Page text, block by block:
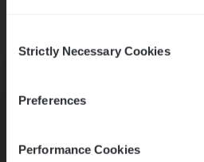
Selection
Strictly Necessary Cookies
Preferences
Performance Cookies